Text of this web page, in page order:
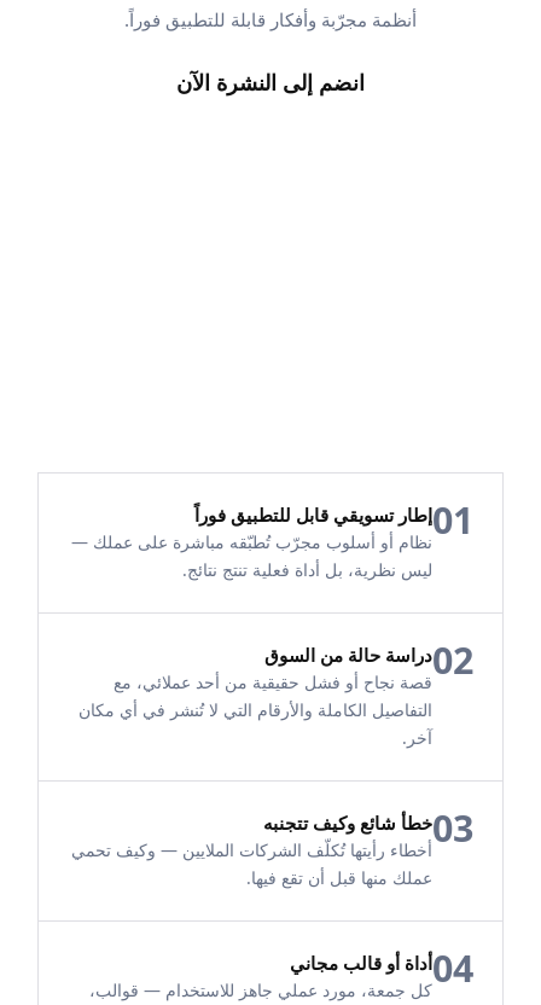
أنظمة مجرّبة وأفكار قابلة للتطبيق فوراً.
انضم إلى النشرة الآن
01إطار تسويقي قابل للتطبيق فوراً
نظام أو أسلوب مجرّب تُطبّقه مباشرة على عملك —
ليس نظرية، بل أداة فعلية تنتج نتائج.
02دراسة حالة من السوق
قصة نجاح أو فشل حقيقية من أحد عملائي، مع
التفاصيل الكاملة والأرقام التي لا تُنشر في أي مكان
آخر.
03خطأ شائع وكيف تتجنبه
أخطاء رأيتها تُكلّف الشركات الملايين — وكيف تحمي
عملك منها قبل أن تقع فيها.
04أداة أو قالب مجاني
كل جمعة، مورد عملي جاهز للاستخدام — قوالب،